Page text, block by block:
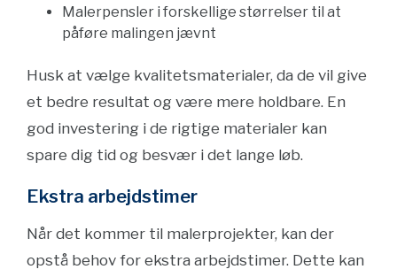
Malerpensler i forskellige størrelser til at
påføre malingen jævnt
Husk at vælge kvalitetsmaterialer, da de vil give
et bedre resultat og være mere holdbare. En
god investering i de rigtige materialer kan
spare dig tid og besvær i det lange løb.
Ekstra arbejdstimer
Når det kommer til malerprojekter, kan der
opstå behov for ekstra arbejdstimer. Dette kan